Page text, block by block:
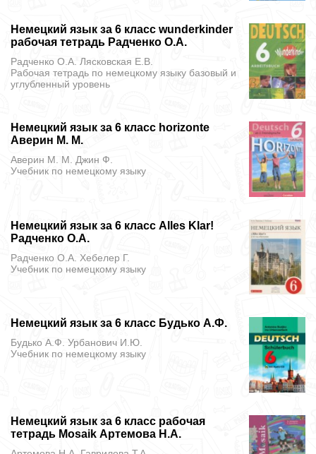
Немецкий язык за 6 класс wunderkinder
рабочая тетрадь Радченко О.А.
Радченко О.А. Лясковская Е.В.
Рабочая тетрадь по немецкому языку базовый и
углубленный уровень
Немецкий язык за 6 класс horizonte
Аверин М. М.
Аверин М. М. Джин Ф.
Учебник по немецкому языку
Немецкий язык за 6 класс Alles Klar!
Радченко О.А.
Радченко О.А. Хебелер Г.
Учебник по немецкому языку
Немецкий язык за 6 класс Будько А.Ф.
Будько А.Ф. Урбанович И.Ю.
Учебник по немецкому языку
Немецкий язык за 6 класс рабочая
тетрадь Mosaik Артемова Н.А.